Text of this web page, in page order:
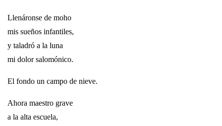
Llenáronse de moho
mis sueños infantiles,
y taladró a la luna
mi dolor salomónico.
El fondo un campo de nieve.
Ahora maestro grave
a la alta escuela,